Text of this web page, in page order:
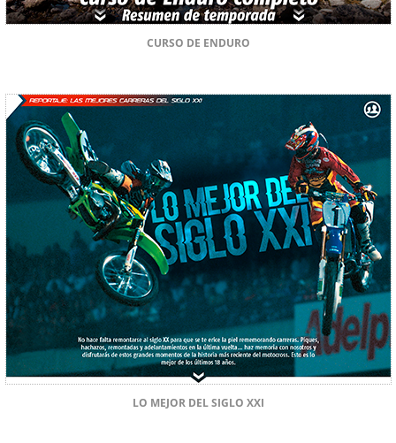
CURSO DE ENDURO
LO MEJOR DEL SIGLO XXI